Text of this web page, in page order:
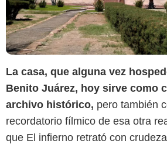
La casa, que alguna vez
Benito Juárez, hoy sirve como
archivo histórico, pero también
recordatorio fílmico de esa otra
que El infierno retrató con